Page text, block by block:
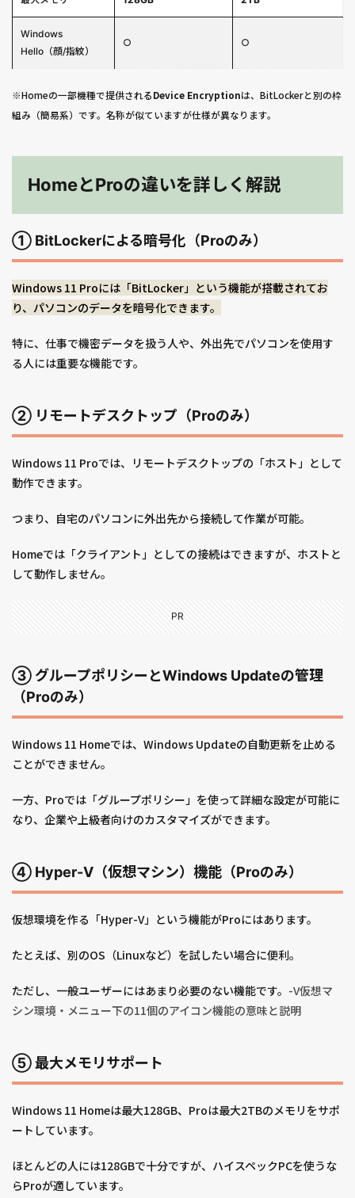
Windows
Hello（顔/指紋）
○ ○
※Homeの一部機種で提供されるDevice Encryptionは、BitLockerと別の枠
組み（簡易系）です。名称が似ていますが仕様が異なります。
HomeとProの違いを詳しく解説
① BitLockerによる暗号化（Proのみ）
Windows 11 Proには「BitLocker」という機能が搭載されてお
り、パソコンのデータを暗号化できます。
特に、仕事で機密データを扱う人や、外出先でパソコンを使用す
る人には重要な機能です。
② リモートデスクトップ（Proのみ）
Windows 11 Proでは、リモートデスクトップの「ホスト」として
動作できます。
つまり、自宅のパソコンに外出先から接続して作業が可能。
Homeでは「クライアント」としての接続はできますが、ホストと
して動作しません。
PR
③ グループポリシーとWindows Updateの管理
（Proのみ）
Windows 11 Homeでは、Windows Updateの自動更新を止める
ことができません。
一方、Proでは「グループポリシー」を使って詳細な設定が可能に
なり、企業や上級者向けのカスタマイズができます。
④ Hyper-V（仮想マシン）機能（Proのみ）
仮想環境を作る「Hyper-V」という機能がProにはあります。
たとえば、別のOS（Linuxなど）を試したい場合に便利。
ただし、一般ユーザーにはあまり必要のない機能です。 -V仮想マ
シン環境・メニュー下の11個のアイコン機能の意味と説明
⑤ 最大メモリサポート
Windows 11 Homeは最大128GB、Proは最大2TBのメモリをサポ
ートしています。
ほとんどの人には128GBで十分ですが、ハイスペックPCを使うな
らProが適しています。